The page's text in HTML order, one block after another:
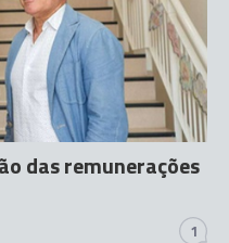
das remunerações
1